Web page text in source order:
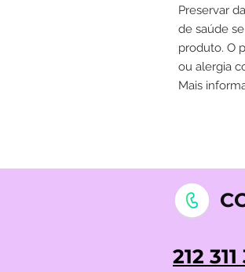
Preservar
de saúde
produto. O
ou alergia
Mais
212